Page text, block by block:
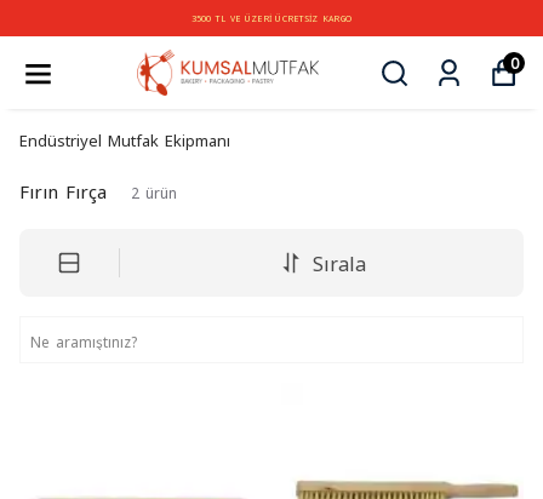
3500 TL VE ÜZERİ ÜCRETSİZ KARGO
0
Endüstriyel Mutfak Ekipmanı
Fırın Fırça 2 ürün
Sırala